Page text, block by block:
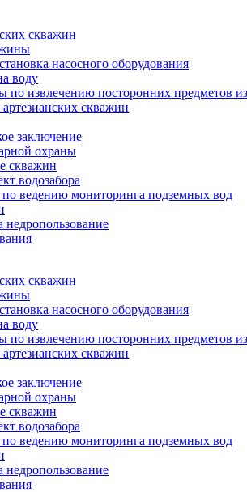
скважин
насосного оборудования
воду
по извлечению посторонних предметов
скважин
заключение
охраны
скважин
водозабора
ведению мониторинга подземных вод
скважин
насосного оборудования
воду
по извлечению посторонних предметов
скважин
заключение
охраны
скважин
водозабора
ведению мониторинга подземных вод